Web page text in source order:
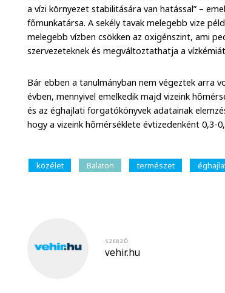
a vízi környezet stabilitására van hatással” –
főmunkatársa. A sekély tavak melegebb vize
melegebb vízben csökken az oxigénszint, ami
szervezeteknek és megváltoztathatja a
Bár ebben a tanulmányban nem végeztek arra
évben, mennyivel emelkedik majd vizeink
és az éghajlati forgatókönyvek adatainak
hogy a vizeink hőmérséklete évtizedenként 0,3-
közélet Balaton természet
SZERZŐ
vehir.hu